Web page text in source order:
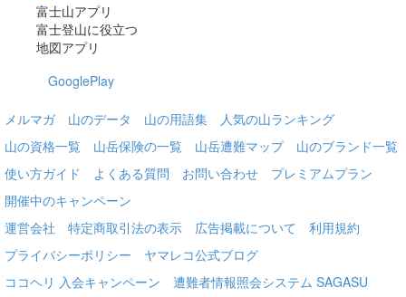
富士山アプリ
富士登山に役立つ
地図アプリ
GooglePlay
メルマガ 山のデータ 山の用語集
人気の山ランキング
山の資格一覧
山岳保険の一覧 山岳遭難マップ
山のブランド一覧
使い方ガイド
よくある質問 お問い合わせ
プレミアムプラン
開催中のキャンペーン
運営会社
特定商取引法の表示 広告掲載について
利用規約
プライバシーポリシー
ヤマレコ公式ブログ
ココヘリ 入会キャンペーン
遭難者情報照会システム SAGASU